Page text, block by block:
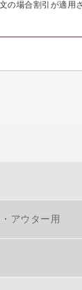
の場合割引が適用
アウター用